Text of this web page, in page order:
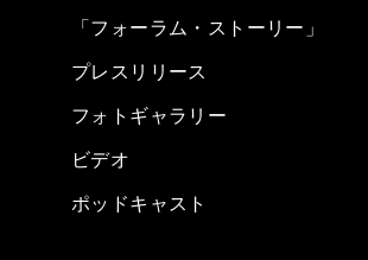
「フォーラム・ストーリー」
プレスリリース
フォトギャラリー
ビデオ
ポッドキャスト